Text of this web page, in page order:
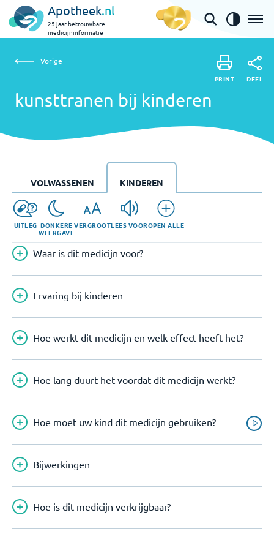
Apotheek.nl
25 jaar betrouwbare
medicijninformatie
kunsttranen bij kinderen
Vorige
kunsttranen bij kinderen
PRINT DEEL
UITLEG DONKERE
WEERGAVE
VERGROOTLEES VOOROPEN ALLE
VOLWASSENEN KINDEREN
Waar is dit medicijn voor?
Ervaring bij kinderen
Hoe werkt dit medicijn en welk effect heeft het?
Hoe lang duurt het voordat dit medicijn werkt?
Hoe moet uw kind dit medicijn gebruiken?
Bijwerkingen
Hoe is dit medicijn verkrijgbaar?